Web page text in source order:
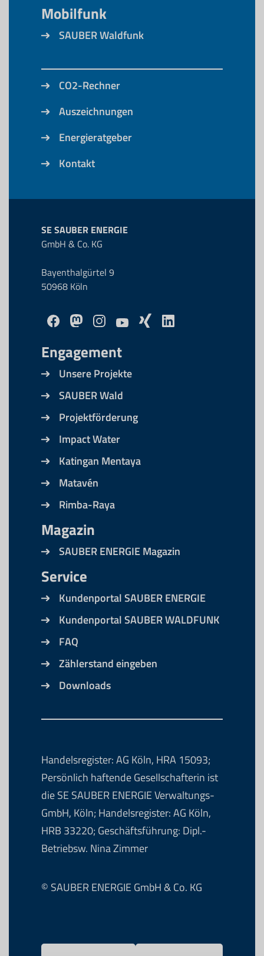
Mobilfunk
SAUBER Waldfunk
CO2-Rechner
Auszeichnungen
Energieratgeber
Kontakt
SE SAUBER ENERGIE
GmbH & Co. KG
Bayenthalgürtel 9
50968 Köln
Engagement
Unsere Projekte
SAUBER Wald
Projektförderung
Impact Water
Katingan Mentaya
Matavén
Rimba-Raya
Magazin
SAUBER ENERGIE Magazin
Service
Kundenportal SAUBER ENERGIE
Kundenportal SAUBER WALDFUNK
FAQ
Zählerstand eingeben
Downloads
Handelsregister: AG Köln, HRA 15093;
Persönlich haftende Gesellschafterin ist
die SE SAUBER ENERGIE Verwaltungs-
GmbH, Köln; Handelsregister: AG Köln,
HRB 33220; Geschäftsführung: Dipl.-
Betriebsw. Nina Zimmer
© SAUBER ENERGIE GmbH & Co. KG